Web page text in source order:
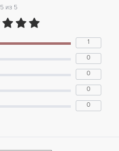
5 из 5
1
0
0
0
0